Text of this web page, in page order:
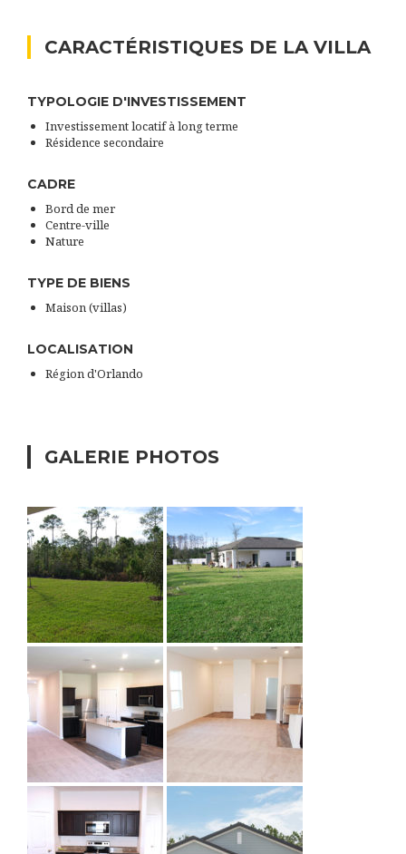
CARACTÉRISTIQUES DE LA VILLA
TYPOLOGIE D'INVESTISSEMENT
Investissement locatif à long terme
Résidence secondaire
CADRE
Bord de mer
Centre-ville
Nature
TYPE DE BIENS
Maison (villas)
LOCALISATION
Région d'Orlando
GALERIE PHOTOS